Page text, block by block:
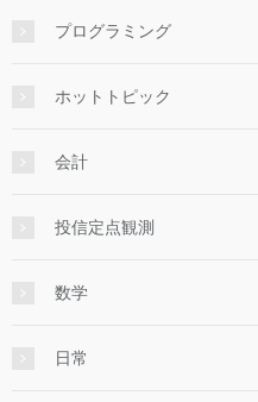
プログラミング
ホットトピック
会計
投信定点観測
数学
日常